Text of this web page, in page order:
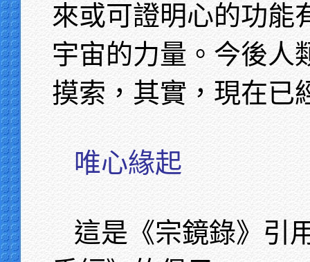
來或可證明心的功能
宇宙的力量。今後人
摸索，其實，現在已
唯心緣起
這是《宗鏡錄》引